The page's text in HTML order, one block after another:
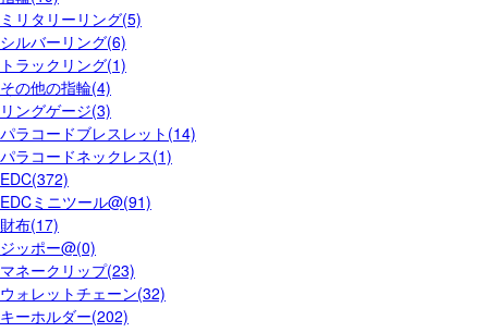
ミリタリーリング(5)
シルバーリング(6)
トラックリング(1)
その他の指輪(4)
リングゲージ(3)
パラコードブレスレット(14)
パラコードネックレス(1)
EDC(372)
EDCミニツール@(91)
財布(17)
ジッポー@(0)
マネークリップ(23)
ウォレットチェーン(32)
キーホルダー(202)